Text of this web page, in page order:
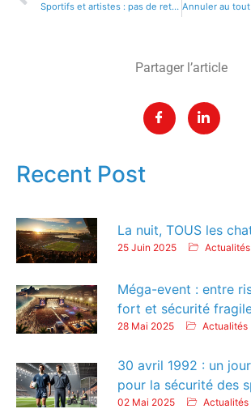
Sportifs et artistes : pas de retour à l’envoyeur….
Partager l’article
Recent Post
La nuit, TOUS les
25 Juin 2025 Actualités
Méga-event : entre
fort et sécurité
28 Mai 2025 Actualités
30 avril 1992 : un
pour la sécurité des
02 Mai 2025 Actualités